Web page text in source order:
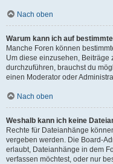
Nach oben
Warum kann ich auf
Manche Foren können
Um diese einzusehen, Beiträge
durchzuführen, brauchst du
einen Moderator oder
Nach oben
Weshalb kann ich keine
Rechte für Dateianhänge
vergeben werden. Die Board-
erlaubt, Dateianhänge in dem
verfassen möchtest, oder nur